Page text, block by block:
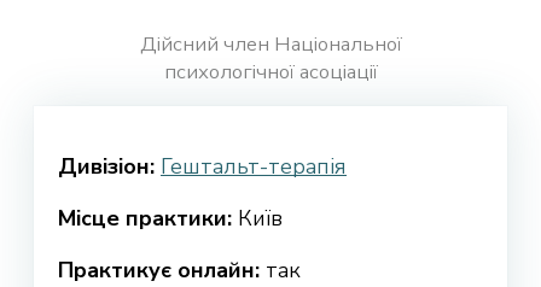
Дійсний член Національної
психологічної асоціації
Дивізіон: Гештальт-терапія
Місце практики: Київ
Практикує онлайн: так